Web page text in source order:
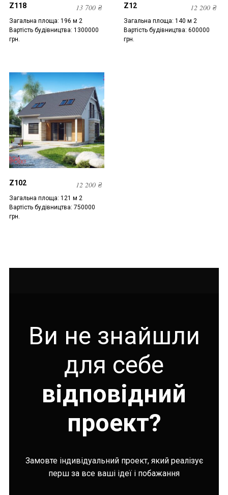
Z118 13 700₴
Загальна площа: 196 м 2
Вартість будівництва: 1300000
грн.
Z12 12 200 ₴
Загальна площа: 140 м 2
Вартість будівництва: 600000
грн.
Z102 12 200₴
Загальна площа: 121 м 2
Вартість будівництва: 750000
грн.
Ви не знайшли
для себе
відповідний
проект?
Замовте індивідуальний проект, який реалізує
перш за все ваші ідеї і побажання